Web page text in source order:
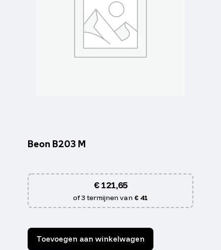
Beon B203 M
€121,65
of 3 termijnen van € 41
Toevoegen aan winkelwagen